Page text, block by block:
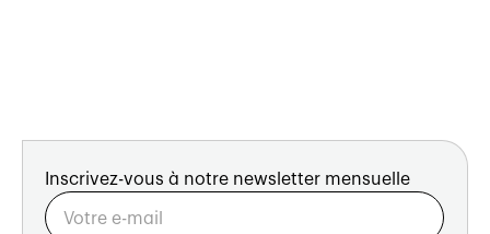
Inscrivez-vous à notre newsletter mensuelle